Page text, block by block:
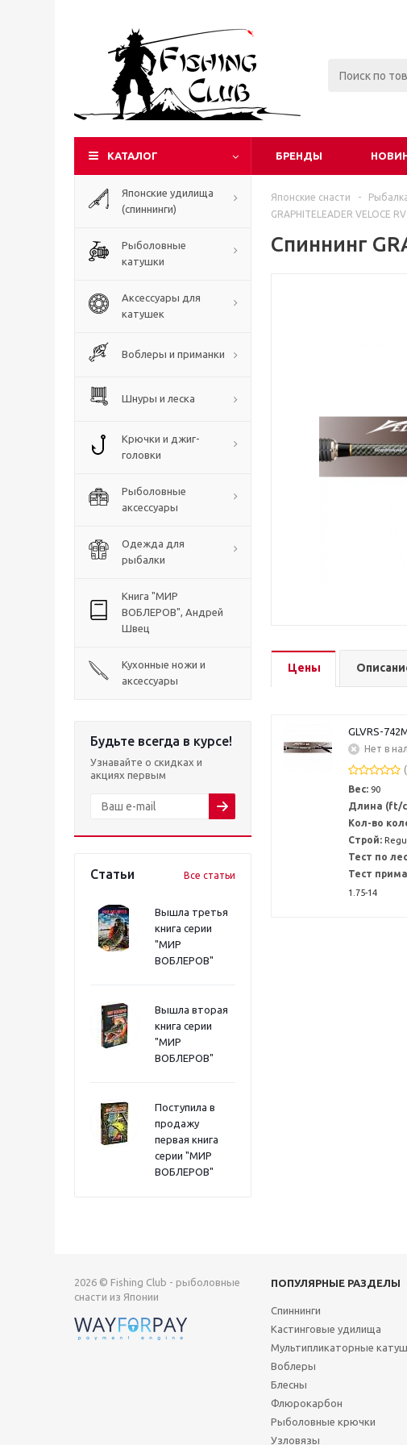
КАТАЛОГ БРЕНДЫ
Японские удилища
(спиннинги)
Рыболовные
катушки
Аксессуары для
катушек
Воблеры и приманки
Шнуры и леска
Крючки и джиг-
головки
Рыболовные
аксессуары
Одежда для
рыбалки
Книга "МИР
ВОБЛЕРОВ", Андрей
Швец
Кухонные ножи и
аксессуары
Будьте всегда в курсе!
Узнавайте о скидках и
акциях первым
Статьи Все статьи
Вышла третья
книга серии
"МИР
ВОБЛЕРОВ"
Вышла вторая
книга серии
"МИР
ВОБЛЕРОВ"
Поступила в
продажу
первая книга
серии "МИР
ВОБЛЕРОВ"
Японские снасти -
GRAPHITELEADER VELOCE RV
Спиннинг
Цены
GLVRS-
Нет в
Вес: 90
Длина (ft/
Кол-во
Строй:
Тест по
Тест
1.75-14
2026 © Fishing Club - рыболовные
снасти из Японии
ПОПУЛЯРНЫЕ РАЗДЕЛЫ
Спиннинги
Кастинговые удилища
Мультипликаторные
Воблеры
Блесны
Флюрокарбон
Рыболовные крючки
Узловязы